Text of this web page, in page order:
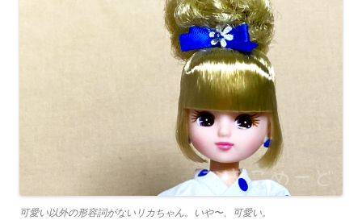
可愛い以外の形容詞がないリカちゃん。いや〜、可愛い。